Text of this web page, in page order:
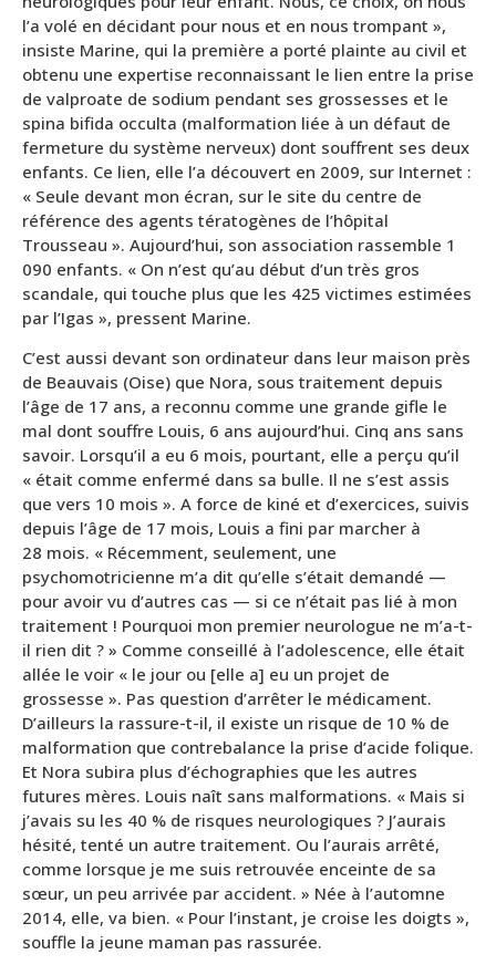
l’a volé en décidant pour nous et en nous trompant »,
insiste Marine, qui la première a porté plainte au civil et
obtenu une expertise reconnaissant le lien entre la prise
de valproate de sodium pendant ses grossesses et le
spina bifida occulta (malformation liée à un défaut de
fermeture du système nerveux) dont souffrent ses deux
enfants. Ce lien, elle l’a découvert en 2009, sur Internet :
« Seule devant mon écran, sur le site du centre de
référence des agents tératogènes de l’hôpital
Trousseau ». Aujourd’hui, son association rassemble 1
090 enfants. « On n’est qu’au début d’un très gros
scandale, qui touche plus que les 425 victimes estimées
par l’Igas », pressent Marine.
C’est aussi devant son ordinateur dans leur maison près
de Beauvais (Oise) que Nora, sous traitement depuis
l’âge de 17 ans, a reconnu comme une grande gifle le
mal dont souffre Louis, 6 ans aujourd’hui. Cinq ans sans
savoir. Lorsqu’il a eu 6 mois, pourtant, elle a perçu qu’il
« était comme enfermé dans sa bulle. Il ne s’est assis
que vers 10 mois ». A force de kiné et d’exercices, suivis
depuis l’âge de 17 mois, Louis a fini par marcher à
28 mois. « Récemment, seulement, une
psychomotricienne m’a dit qu’elle s’était demandé —
pour avoir vu d’autres cas — si ce n’était pas lié à mon
traitement ! Pourquoi mon premier neurologue ne m’a-t-
il rien dit ? » Comme conseillé à l’adolescence, elle était
allée le voir « le jour ou [elle a] eu un projet de
grossesse ». Pas question d’arrêter le médicament.
D’ailleurs la rassure-t-il, il existe un risque de 10 % de
malformation que contrebalance la prise d’acide folique.
Et Nora subira plus d’échographies que les autres
futures mères. Louis naît sans malformations. « Mais si
j’avais su les 40 % de risques neurologiques ? J’aurais
hésité, tenté un autre traitement. Ou l’aurais arrêté,
comme lorsque je me suis retrouvée enceinte de sa
sœur, un peu arrivée par accident. » Née à l’automne
2014, elle, va bien. « Pour l’instant, je croise les doigts »,
souffle la jeune maman pas rassurée.